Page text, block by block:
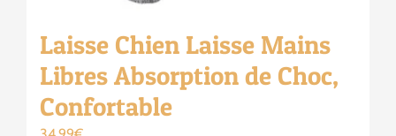
Laisse Chien Laisse Mains
Libres Absorption de Choc,
Confortable